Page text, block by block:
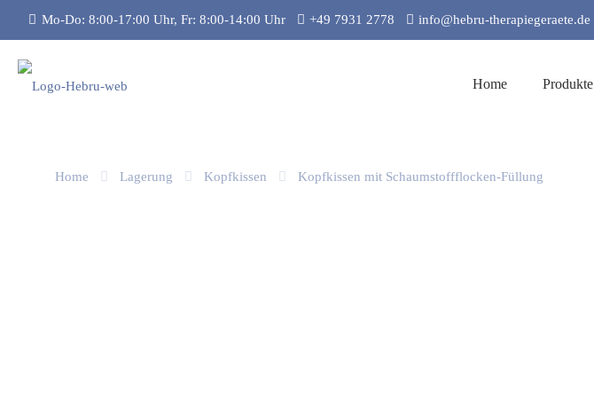
Mo-Do: 8:00-17:00 Uhr, Fr: 8:00-14:00 Uhr +49 7931 2778 info@hebru-therapiegeraete.de
Home Produkte
Home Lagerung Kopfkissen Kopfkissen mit Schaumstoffflocken-Füllung